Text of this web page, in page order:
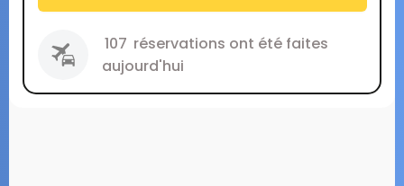
107 réservations ont été faites
aujourd'hui